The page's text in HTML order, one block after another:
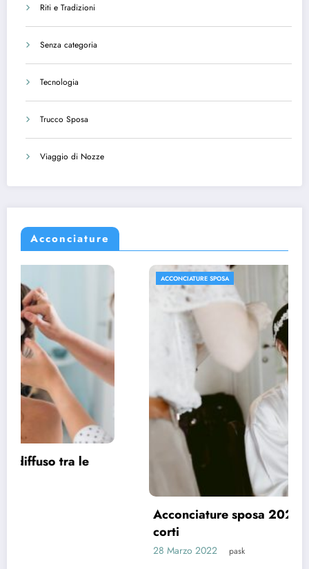
Riti e Tradizioni
Senza categoria
Tecnologia
Trucco Sposa
Viaggio di Nozze
Acconciature
Acconciature sposa 2022, spazio ai capelli